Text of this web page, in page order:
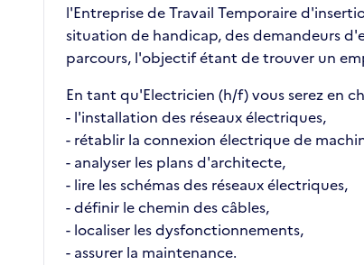
l'Entreprise de Travail Temporaire
situation de handicap, des demandeurs
parcours, l'objectif étant de trouver un
En tant qu'Electricien (h/f) vous serez en
- l'installation des réseaux électriques,
- rétablir la connexion électrique de
- analyser les plans d'architecte,
- lire les schémas des réseaux électriques,
- définir le chemin des câbles,
- localiser les dysfonctionnements,
- assurer la maintenance.